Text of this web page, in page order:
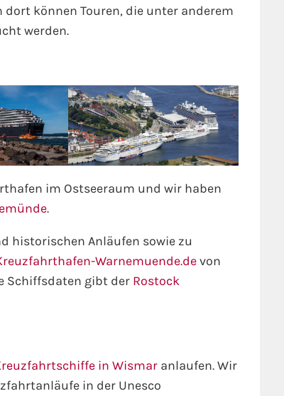
dort können Touren, die unter anderem
werden.
im Ostseeraum und wir haben
.
historischen Anläufen sowie zu
Warnemuende.devon
Schiffsdaten gibt der Rostock
in Wismar anlaufen. Wir
in der Unesco